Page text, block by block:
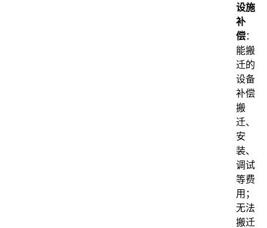
设施
补
偿：
能搬
迁的
设备
补偿
搬
迁、
安
装、
调试
等费
用；
无法
搬迁